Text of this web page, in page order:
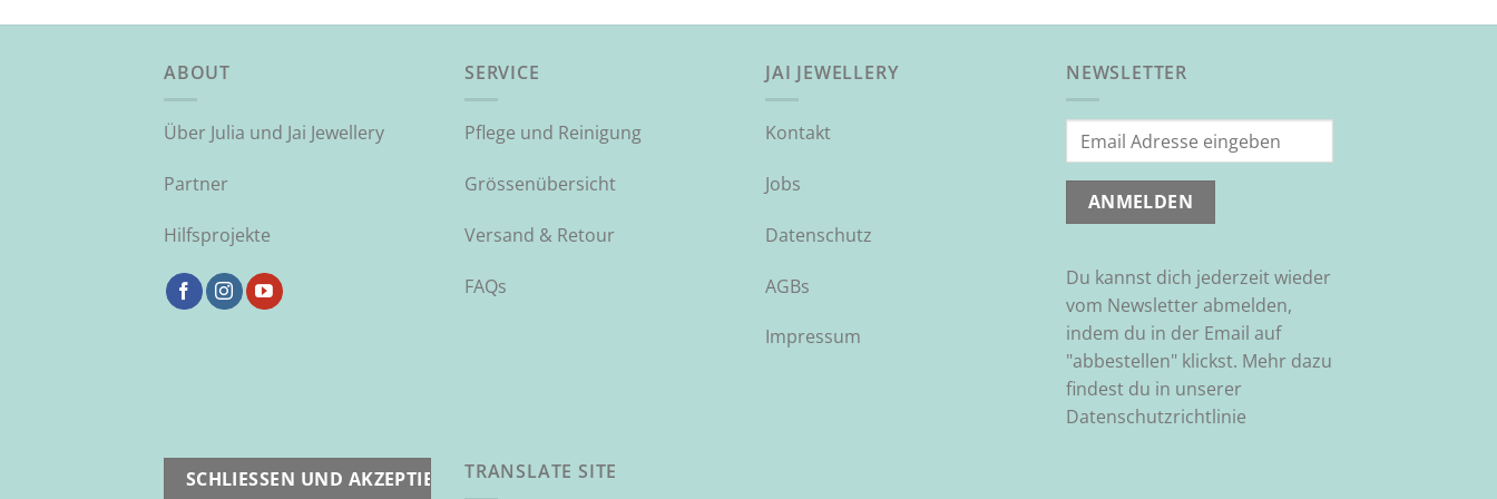
ABOUT
Über Julia und Jai Jewellery
Partner
Hilfsprojekte
SERVICE
Pflege und Reinigung
Grössenübersicht
Versand & Retour
FAQs
JAI JEWELLERY
Kontakt
Jobs
Datenschutz
AGBs
Impressum
NEWSLETTER
Du kannst dich jederzeit wieder
vom Newsletter abmelden,
indem du in der Email auf
"abbestellen" klickst. Mehr dazu
findest du in unserer
Datenschutzrichtlinie
TRANSLATE SITE